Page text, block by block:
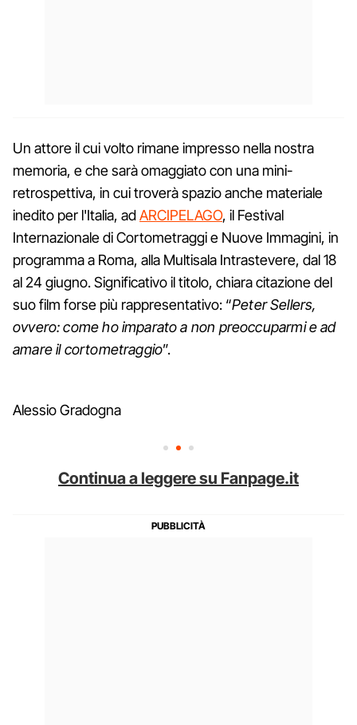
Un attore il cui volto rimane impresso nella nostra
memoria, e che sarà omaggiato con una mini-
retrospettiva, in cui troverà spazio anche materiale
inedito per l'Italia, adARCIPELAGO, il Festival
Internazionale di Cortometraggi e Nuove Immagini, in
programma a Roma, alla Multisala Intrastevere, dal 18
al 24 giugno. Significativo il titolo, chiara citazione del
suo film forse più rappresentativo: “Peter Sellers,
ovvero: come ho imparato a non preoccuparmi e ad
amare il cortometraggio”.
Alessio Gradogna
Continua a leggere su Fanpage.it